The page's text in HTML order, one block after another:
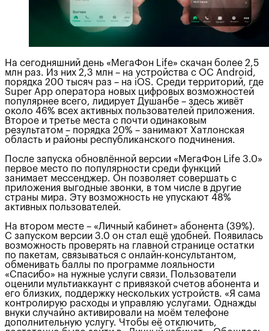
На сегодняшний день «МегаФон Life» скачан более 2,5
млн раз. Из них 2,3 млн – на устройства с ОС Android,
порядка 200 тысяч раз – на iOS. Среди территорий, где
Super App оператора новых цифровых возможностей
популярнее всего, лидирует Душанбе – здесь живёт
около 46% всех активных пользователей приложения.
Второе и третье места с почти одинаковым
результатом – порядка 20% – занимают Хатлонская
область и районы республиканского подчинения.
После запуска обновлённой версии «МегаФон Life 3.0»
первое место по популярности среди функций
занимает мессенджер. Он позволяет совершать с
приложения выгодные звонки, в том числе в другие
страны мира. Эту возможность не упускают 48%
активных пользователей.
На втором месте – «Личный кабинет» абонента (39%).
С запуском версии 3.0 он стал ещё удобней. Появилась
возможность проверять на главной странице остатки
по пакетам, связываться с онлайн-консультантом,
обменивать баллы по программе лояльности
«Спасибо» на нужные услуги связи. Пользователи
оценили мультиаккаунт с привязкой счетов абонента и
его близких, поддержку нескольких устройств. «Я сама
контролирую расходы и управляю услугами. Однажды
внуки случайно активировали на моём телефоне
дополнительную услугу. Чтобы её отключить,